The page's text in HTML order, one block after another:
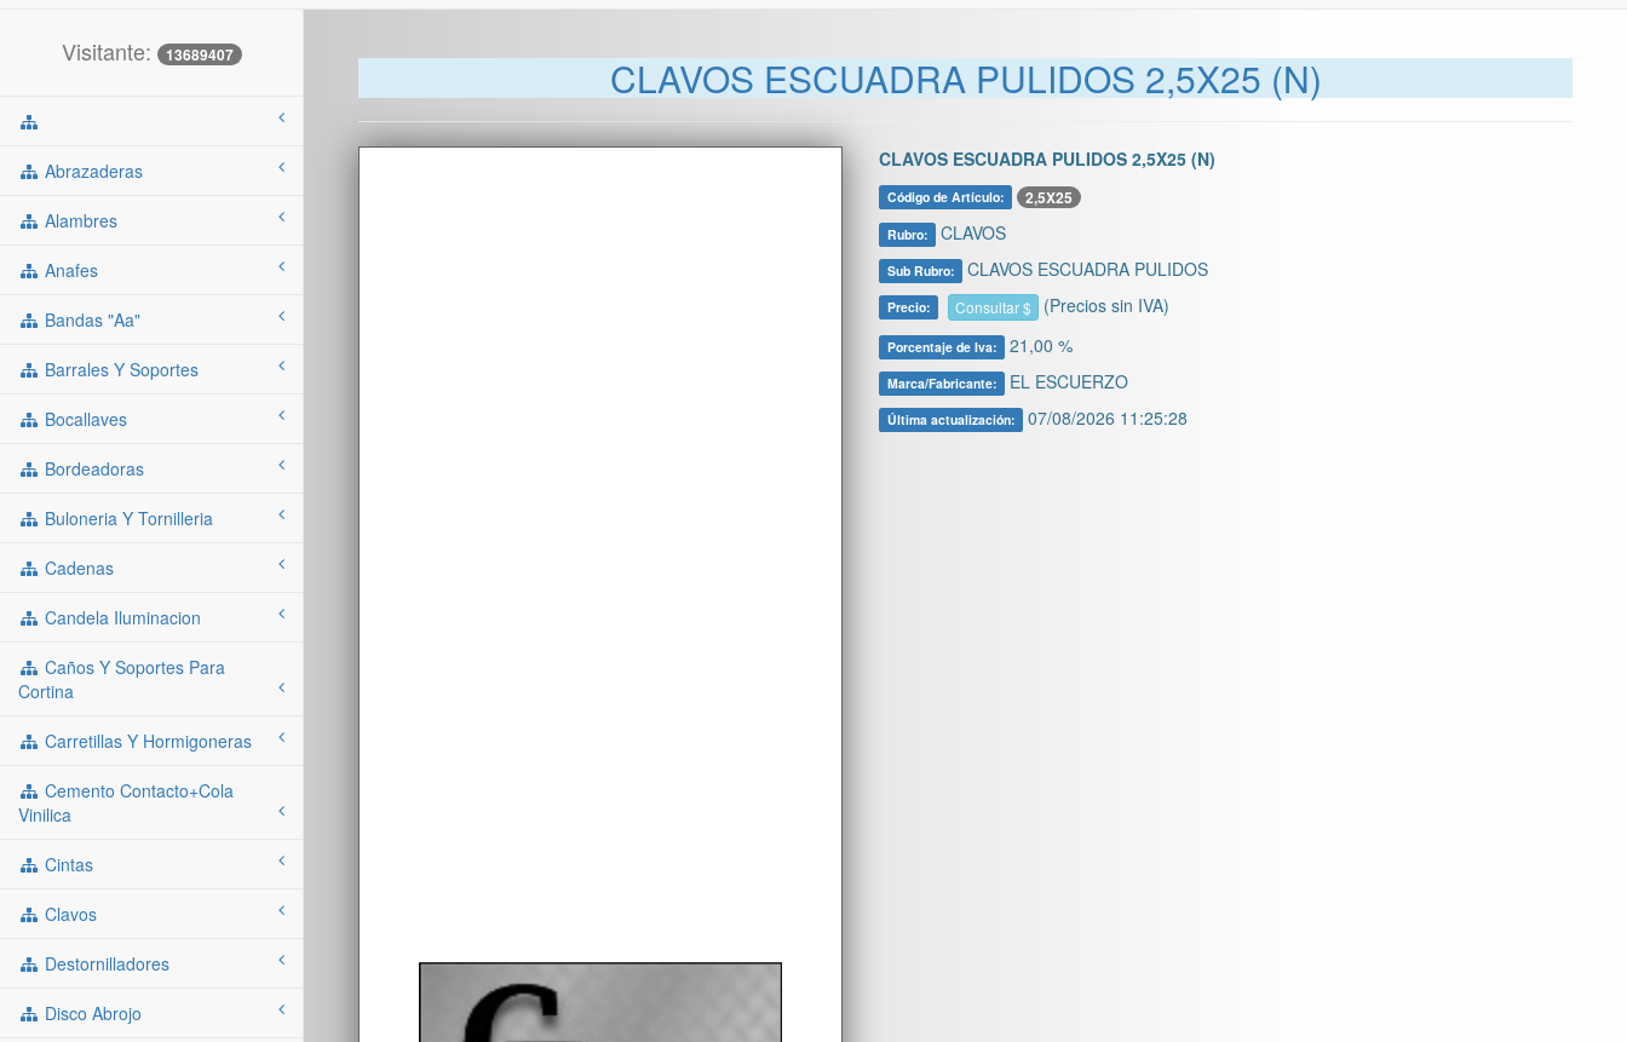
Visitante: 13689407
Abrazaderas
Alambres
Anafes
Bandas "aa"
Barrales Y Soportes
Bocallaves
Bordeadoras
Buloneria Y Tornilleria
Cadenas
Candela Iluminacion
Caños Y Soportes Para
Cortina
Carretillas Y Hormigoneras
Cemento Contacto+cola
Vinilica
Cintas
Clavos
Destornilladores
Disco Abrojo
CLAVOS ESCUADRA PULIDOS 2,5X25 (N)
CLAVOS ESCUADRA PULIDOS 2,5X25 (N)
Código de Artículo: 2,5X25
Rubro: CLAVOS
Sub Rubro: CLAVOS ESCUADRA PULIDOS
Precio: Consultar $ (Precios sin IVA)
Porcentaje de Iva: 21,00 %
Marca/Fabricante: EL ESCUERZO
Última actualización: 07/08/2026 11:25:28